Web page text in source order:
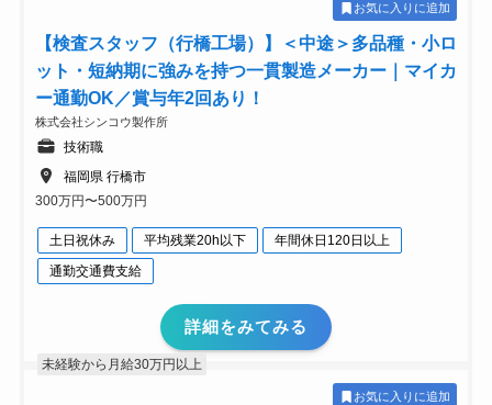
お気に入りに追加
【検査スタッフ（行橋工場）】＜中途＞多品種・小ロ
ット・短納期に強みを持つ一貫製造メーカー｜マイカ
ー通勤OK／賞与年2回あり！
株式会社シンコウ製作所
技術職
福岡県 行橋市
300万円〜500万円
土日祝休み 平均残業20h以下
年間休日120日以上
通勤交通費支給
詳細をみてみる
未経験から月給30万円以上
お気に入りに追加